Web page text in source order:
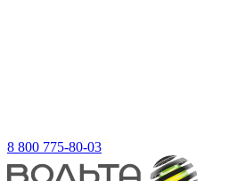
8 800 775-80-03